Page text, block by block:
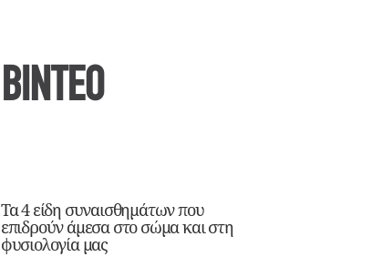
ΒΙΝΤΕΟ
Τα 4 είδη συναισθημάτων που
επιδρούν άμεσα στο σώμα και στη
φυσιολογία μας